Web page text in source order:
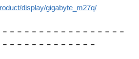
display/gigabyte_m27q/
－－－－－－－－－－－－－－－－
－－－－－－－－－－－－